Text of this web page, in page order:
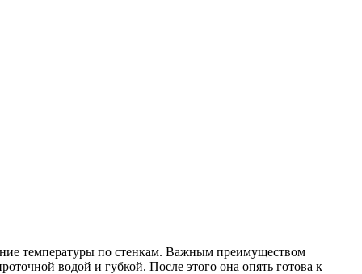
температуры по стенкам. Важным преимуществом
водой и губкой. После этого она опять готова к